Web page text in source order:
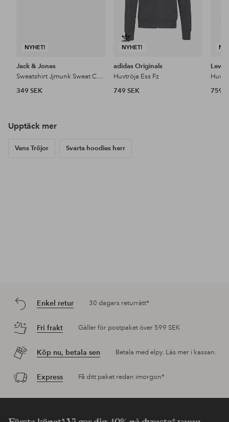
NYHET!
Jack & Jones
Sweatshirt Jjmunk Sweat Crew Neck
349 SEK
NYHET!
adidas Originals
Huvtröja Ess Fz
749 SEK
Levi's
759
Upptäck mer
Vans Tröjor Svarta hoodies herr
Enkel retur 30 dagars returrätt*
Fri frakt Gäller för postpaket över 599 SEK
Köp nu, betala sen Betala med elpy. Läs mer i kassan.
Express Få ditt paket redan imorgon*